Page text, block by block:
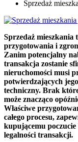
Sprzedaż
Sprzedaż mieszkania
przygotowania i
Zanim potencjalny
transakcja zostanie
nieruchomości musi
potwierdzających
techniczny. Brak
może znacząco
Właściwe
całego procesu,
kupującemu poczucie
legalności transakcji.